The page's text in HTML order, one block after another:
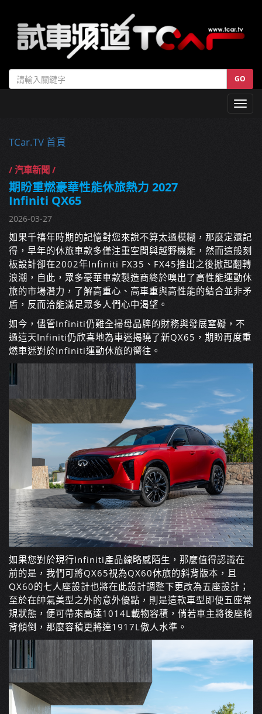
GO
TCar.TV 首頁
/ 汽車新聞 /
期盼重燃豪華性能休旅熱力 2027
Infiniti QX65
2026-03-27
如果千禧年時期的記憶對您來說不算太過模糊，那麼定還記
得，早年的休旅車款多僅注重空間與越野機能，然而這般刻
板設計卻在2002年Infiniti FX35、FX45推出之後掀起翻轉
浪潮，自此，眾多豪華車款製造商終於嗅出了高性能運動休
旅的市場潛力，了解高重心、高車重與高性能的結合並非矛
盾，反而洽能滿足眾多人們心中渴望。
如今，儘管Infiniti仍難全掃母品牌的財務與發展窒礙，不
過這天Infiniti仍欣喜地為車迷揭曉了新QX65，期盼再度重
燃車迷對於Infiniti運動休旅的嚮往。
如果您對於現行Infiniti產品線略感陌生，那麼值得認識在
前的是，我們可將QX65視為QX60休旅的斜背版本，且
QX60的七人座設計也將在此設計調整下更改為五座設計；
至於在帥氣美型之外的意外優點，則是這款車型即便五座常
規狀態，便可帶來高達1014L載物容積，倘若車主將後座椅
背傾倒，那麼容積更將達1917L傲人水準。